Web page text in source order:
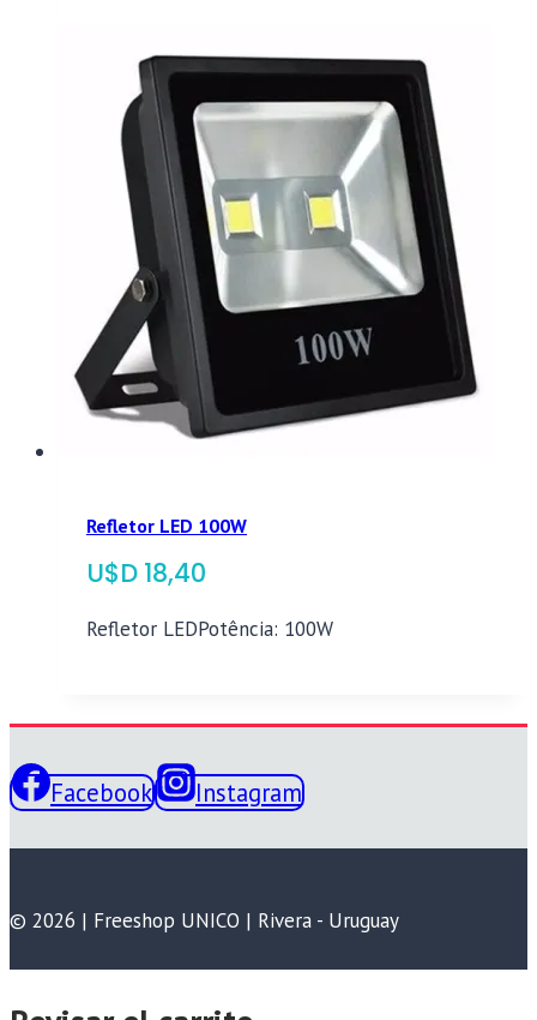
Refletor LED 100W
$ 18,40
Refletor LEDPotência: 100W
Facebook Instagram
© 2026 | Freeshop UNICO | Rivera - Uruguay